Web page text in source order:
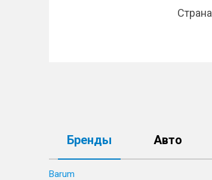
Страна
Бренды Авто
Barum